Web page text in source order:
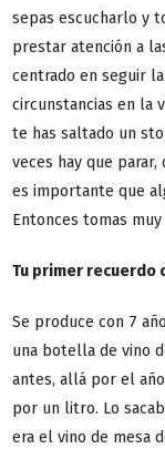
sepas escucharlo y
prestar atención a
centrado en seguir
circunstancias en la
te has saltado un
veces hay que
es importante que
Entonces tomas
Tu primer recuerdo
Se produce con 7
una botella de vino
antes, allá por el
por un litro. Lo
era el vino de mesa